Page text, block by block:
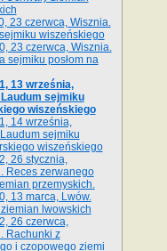
23 czerwca, Wisznia.
wiszeńskiego
23 czerwca, Wisznia.
sejmiku posłom na
13 września,
sejmiku
wiszeńskiego
14 września,
sejmiku
wiszeńskiego
26 stycznia,
Reces zerwanego
przemyskich.
13 marca, Lwów.
ziemian lwowskich
26 czerwca,
Rachunki z
i czopowego ziemi